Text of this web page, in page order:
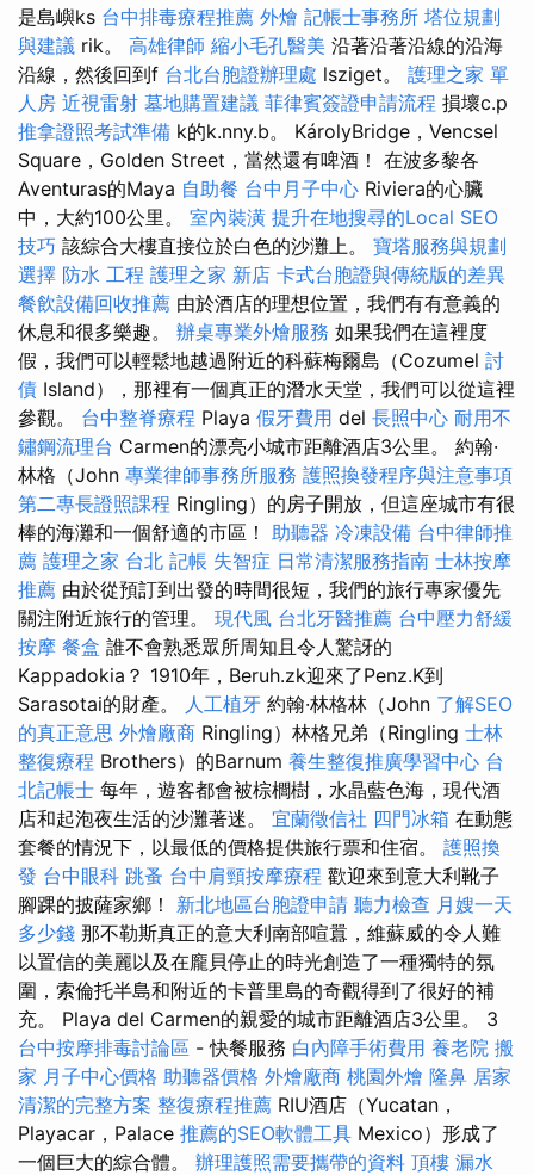
是島嶼ks 台中排毒療程推薦 外燴 記帳士事務所 塔位規劃
與建議 rik。 高雄律師 縮小毛孔醫美 沿著沿著沿線的沿海
沿線，然後回到f 台北台胞證辦理處 lsziget。 護理之家 單
人房 近視雷射 墓地購置建議 菲律賓簽證申請流程 損壞c.p
推拿證照考試準備 k的k.nny.b。 KárolyBridge，Vencsel
Square，Golden Street，當然還有啤酒！ 在波多黎各
Aventuras的Maya 自助餐 台中月子中心 Riviera的心臟
中，大約100公里。 室內裝潢 提升在地搜尋的Local SEO
技巧 該綜合大樓直接位於白色的沙灘上。 寶塔服務與規劃
選擇 防水 工程 護理之家 新店 卡式台胞證與傳統版的差異
餐飲設備回收推薦 由於酒店的理想位置，我們有有意義的
休息和很多樂趣。 辦桌專業外燴服務 如果我們在這裡度
假，我們可以輕鬆地越過附近的科蘇梅爾島（Cozumel 討
債 Island），那裡有一個真正的潛水天堂，我們可以從這裡
參觀。 台中整脊療程 Playa 假牙費用 del 長照中心 耐用不
鏽鋼流理台 Carmen的漂亮小城市距離酒店3公里。 約翰·
林格（John 專業律師事務所服務 護照換發程序與注意事項
第二專長證照課程 Ringling）的房子開放，但這座城市有很
棒的海灘和一個舒適的市區！ 助聽器 冷凍設備 台中律師推
薦 護理之家 台北 記帳 失智症 日常清潔服務指南 士林按摩
推薦 由於從預訂到出發的時間很短，我們的旅行專家優先
關注附近旅行的管理。 現代風 台北牙醫推薦 台中壓力舒緩
按摩 餐盒 誰不會熟悉眾所周知且令人驚訝的
Kappadokia？ 1910年，Beruh.zk迎來了Penz.K到
Sarasotai的財產。
人工植牙 約翰·林格林（John 了解SEO
的真正意思 外燴廠商 Ringling）林格兄弟（Ringling 士林
整復療程 Brothers）的Barnum 養生整復推廣學習中心 台
北記帳士 每年，遊客都會被棕櫚樹，水晶藍色海，現代酒
店和起泡夜生活的沙灘著迷。 宜蘭徵信社 四門冰箱 在動態
套餐的情況下，以最低的價格提供旅行票和住宿。 護照換
發 台中眼科 跳蚤 台中肩頸按摩療程 歡迎來到意大利靴子
腳踝的披薩家鄉！ 新北地區台胞證申請 聽力檢查 月嫂一天
多少錢 那不勒斯真正的意大利南部喧囂，維蘇威的令人難
以置信的美麗以及在龐貝停止的時光創造了一種獨特的氛
圍，索倫托半島和附近的卡普里島的奇觀得到了很好的補
充。 Playa del Carmen的親愛的城市距離酒店3公里。 3
台中按摩排毒討論區 - 快餐服務 白內障手術費用 養老院 搬
家 月子中心價格 助聽器價格 外燴廠商 桃園外燴 隆鼻 居家
清潔的完整方案 整復療程推薦 RIU酒店（Yucatan，
Playacar，Palace 推薦的SEO軟體工具 Mexico）形成了
一個巨大的綜合體。 辦理護照需要攜帶的資料 頂樓 漏水